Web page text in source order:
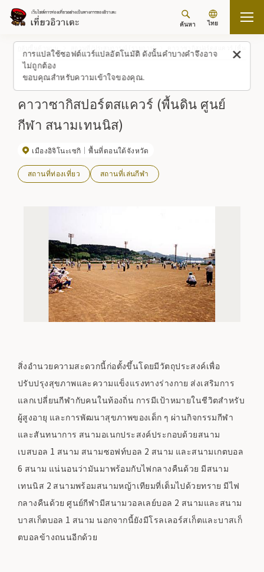
การแปลใช้ซอฟต์แวร์แปลอัตโนมัติ ดังนั้นคำบางคำจึงอาจ
ไม่ถูกต้อง
ขอบคุณสำหรับความเข้าใจของคุณ.
ค้นหา ไทย
กลับขึ้นด้านบน สถานที่/ประสบการณ์ (รายการ)
คาวาซากิสปอร์ตสแควร์ (พื้นดิน ศูนย์
กีฬา สนามเทนนิส)
เมืองอิจิโนะเซกิ พื้นที่ตอนใต้จังหวัด
สถานที่ท่องเที่ยว สถานที่เล่นกีฬา
สิ่งอำนวยความสะดวกนี้ก่อตั้งขึ้นโดยมีวัตถุประสงค์เพื่อ
ปรับปรุงสุขภาพและความแข็งแรงทางร่างกาย ส่งเสริมการ
แลกเปลี่ยนกีฬากับคนในท้องถิ่น การมีเป้าหมายในชีวิตสำหรับ
ผู้สูงอายุ และการพัฒนาสุขภาพของเด็ก ๆ ผ่านกิจกรรมกีฬา
และสันทนาการ สนามอเนกประสงค์ประกอบด้วยสนาม
เบสบอล 1 สนาม สนามซอฟท์บอล 2 สนาม และสนามเกตบอล
6 สนาม แน่นอนว่ามันมาพร้อมกับไฟกลางคืนด้วย มีสนาม
เทนนิส 2 สนามพร้อมสนามหญ้าเทียมที่เต็มไปด้วยทราย มีไฟ
กลางคืนด้วย ศูนย์กีฬามีสนามวอลเลย์บอล 2 สนามและสนาม
บาสเก็ตบอล 1 สนาม นอกจากนี้ยังมีโรลเลอร์สเก็ตและบาสเก็
ตบอลข้างถนนอีกด้วย